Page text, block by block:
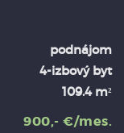
podnájom
4-izbový byt
109.4 m²
900,- €/mes.